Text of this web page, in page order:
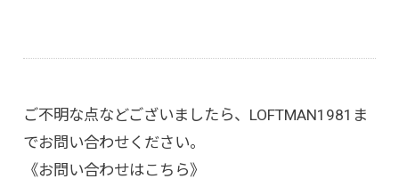
ご不明な点などございましたら、LOFTMAN1981ま
でお問い合わせください。
《お問い合わせはこちら》